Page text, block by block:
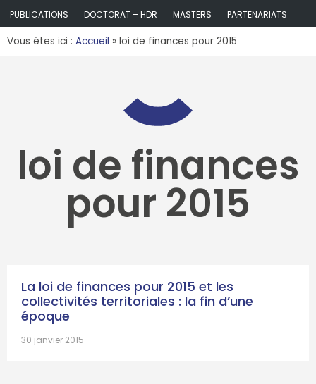
PUBLICATIONS
DOCTORAT – HDR MASTERS PARTENARIATS
Vous êtes ici : Accueil » loi de finances pour 2015
loi de finances
pour 2015
La loi de finances pour 2015 et les
collectivités territoriales : la fin d’une
époque
30 janvier 2015